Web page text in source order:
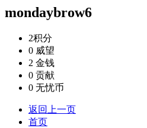
mondaybrow6
2积分
0 威望
2 金钱
0 贡献
0 无忧币
返回上一页
首页